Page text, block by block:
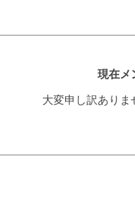
現在メ
大変申し訳あり